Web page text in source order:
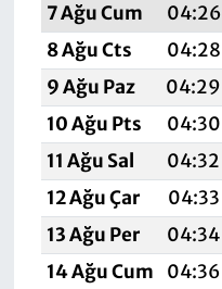
7 Ağu Cum
04:26
8 Ağu Cts
04:28
9 Ağu Paz
04:29
10 Ağu Pts
04:30
11 Ağu Sal
04:32
12 Ağu Çar
04:33
13 Ağu Per
04:34
14 Ağu Cum
04:36